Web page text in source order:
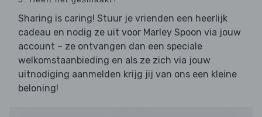
Sharing is caring! Stuur je vrienden een heerlijk
cadeau en nodig ze uit voor Marley Spoon via jouw
account – ze ontvangen dan een speciale
welkomstaanbieding en als ze zich via jouw
uitnodiging aanmelden krijg jij van ons een kleine
beloning!